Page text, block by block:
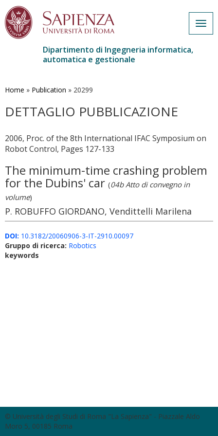
contenuto
Dipartimento di Ingegneria informatica,
automatica e gestionale
Home » Publication » 20299
DETTAGLIO PUBBLICAZIONE
2006, Proc. of the 8th International IFAC Symposium on
Robot Control, Pages 127-133
The minimum-time crashing problem
for the Dubins' car (04b Atto di convegno in
volume)
P. ROBUFFO GIORDANO, Vendittelli Marilena
DOI: 10.3182/20060906-3-IT-2910.00097
Gruppo di ricerca: Robotics
keywords
© Università degli Studi di Roma "La Sapienza" - Piazzale Aldo
Moro 5, 00185 Roma